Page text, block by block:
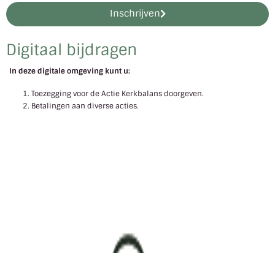
Digitaal bijdragen
In deze digitale omgeving kunt u:
Toezegging voor de Actie Kerkbalans doorgeven.
Betalingen aan diverse acties.
Inschrijven